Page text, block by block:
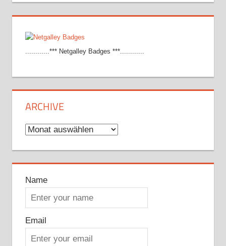
............*** Netgalley Badges ***............
ARCHIVE
Archive
Name
Email